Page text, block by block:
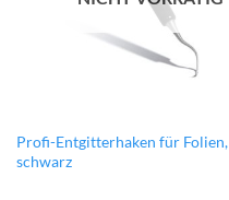
Profi-Entgitterhaken für Folien,
schwarz